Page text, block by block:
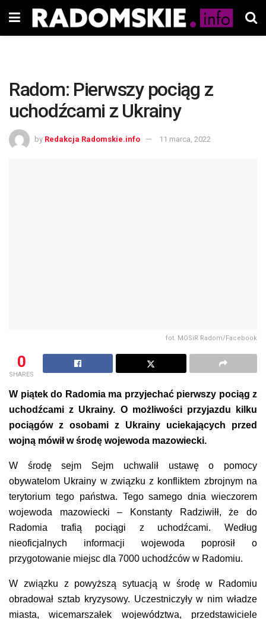
Radom: Pierwszy pociąg z
uchodźcami z Ukrainy
by Redakcja Radomskie.info 11 marca, 2022
fot. MOSiR Radom/Facebook
0
SHARES
W piątek do Radomia ma przyjechać pierwszy pociąg z
uchodźcami z Ukrainy. O możliwości przyjazdu kilku
pociągów z osobami z Ukrainy uciekających przed
wojną mówił w środę wojewoda mazowiecki.
W środę sejm Sejm uchwalił ustawę o pomocy
obywatelom Ukrainy w związku z konfliktem zbrojnym na
terytorium tego państwa. Tego samego dnia wieczorem
wojewoda mazowiecki – Konstanty Radziwiłł, że do
Radomia trafią pociągi z uchodźcami. Według
nieoficjalnych informacji wojewoda poprosił o
przygotowanie miejsc dla 7000 uchodźców w Radomiu.
W związku z powyższą sytuacją w środę w Radomiu
obradował sztab kryzysowy. Uczestniczyły w nim władze
miasta, wicemarszałek województwa, przedstawiciele